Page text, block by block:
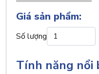
Giá sản phẩm:
Số lượng
Tính năng nổi